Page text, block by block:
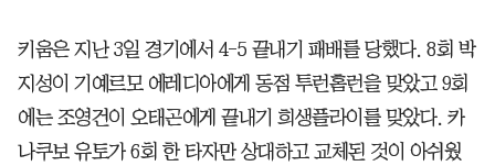
키움은 지난 3일 경기에서 4-5 끝내기 패배를 당했다. 8회 박
지성이 기예르모 에레디아에게 동점 투런홈런을 맞았고 9회
에는 조영건이 오태곤에게 끝내기 희생플라이를 맞았다. 카
나쿠보 유토가 6회 한 타자만 상대하고 교체된 것이 아쉬웠